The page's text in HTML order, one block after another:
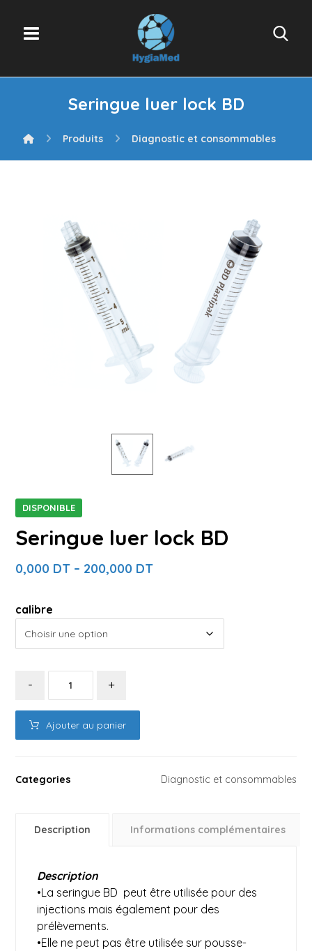
Seringue luer lock BD
Produits Diagnostic et consommables
DISPONIBLE
Seringue luer lock BD
0,000 DT – 200,000 DT
calibre
- +
Ajouter au panier
Categories Diagnostic et consommables
Description Informations complémentaires
Description
•La seringue BD peut être utilisée pour des
injections mais également pour des
prélèvements.
•Elle ne peut pas être utilisée sur pousse-